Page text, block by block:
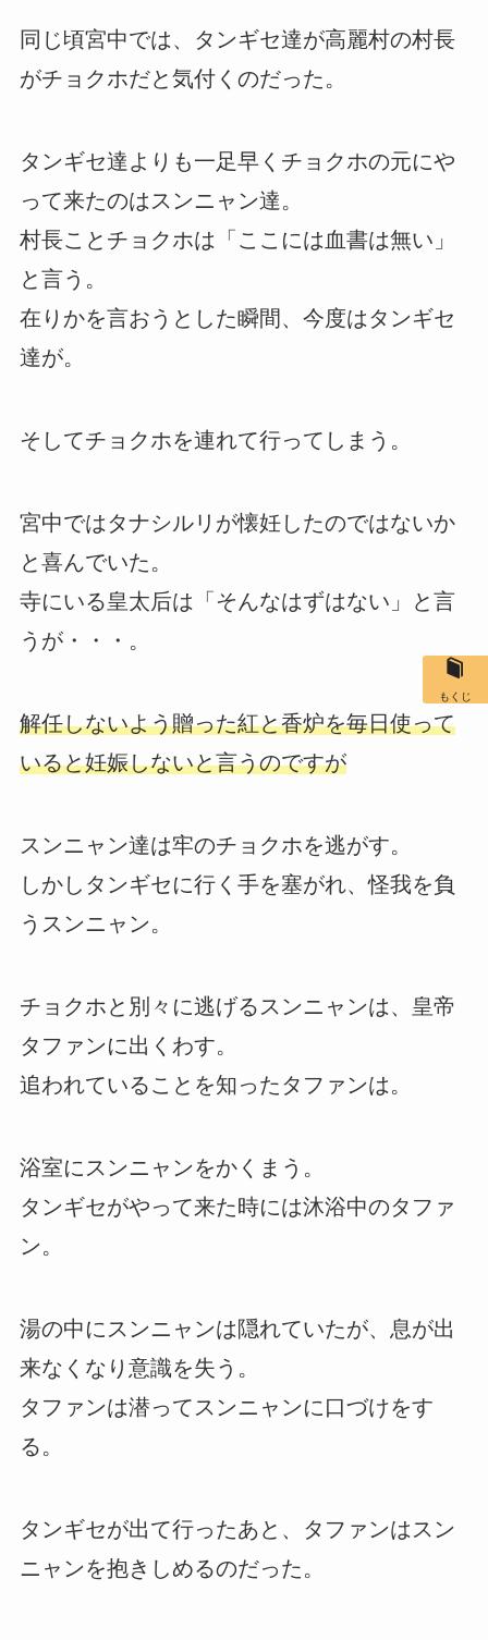
同じ頃宮中では、タンギセ達が高麗村の村長
がチョクホだと気付くのだった。
タンギセ達よりも一足早くチョクホの元にや
って来たのはスンニャン達。
村長ことチョクホは「ここには血書は無い」
と言う。
在りかを言おうとした瞬間、今度はタンギセ
達が。
そしてチョクホを連れて行ってしまう。
宮中ではタナシルリが懐妊したのではないか
と喜んでいた。
寺にいる皇太后は「そんなはずはない」と言
うが・・・。
解任しないよう贈った紅と香炉を毎日使って
いると妊娠しないと言うのですが
スンニャン達は牢のチョクホを逃がす。
しかしタンギセに行く手を塞がれ、怪我を負
うスンニャン。
チョクホと別々に逃げるスンニャンは、皇帝
タファンに出くわす。
追われていることを知ったタファンは。
浴室にスンニャンをかくまう。
タンギセがやって来た時には沐浴中のタファ
ン。
湯の中にスンニャンは隠れていたが、息が出
来なくなり意識を失う。
タファンは潜ってスンニャンに口づけをす
る。
タンギセが出て行ったあと、タファンはスン
ニャンを抱きしめるのだった。
もくじ